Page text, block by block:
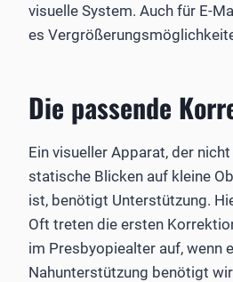
visuelle System. Auch für E-
es
Die passende
Ein visueller Apparat, der
statische Blicken auf kleine
ist, benötigt Unterstützung.
Oft treten die ersten
im Presbyopiealter auf, wenn
Nahunterstützung benötigt